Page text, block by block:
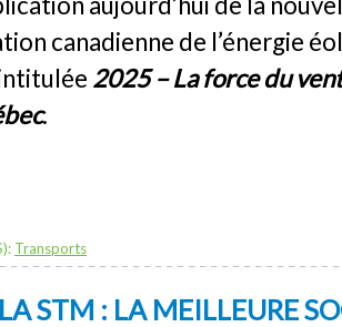
canadienne de l’énergie
2025 – La force du
.
Transports
STM : LA MEILLEURE